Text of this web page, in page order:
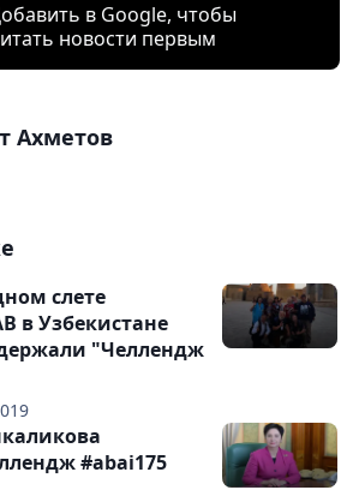
в Google, чтобы
новости первым
Ахметов
слете
в Узбекистане
"Челлендж
#abai175